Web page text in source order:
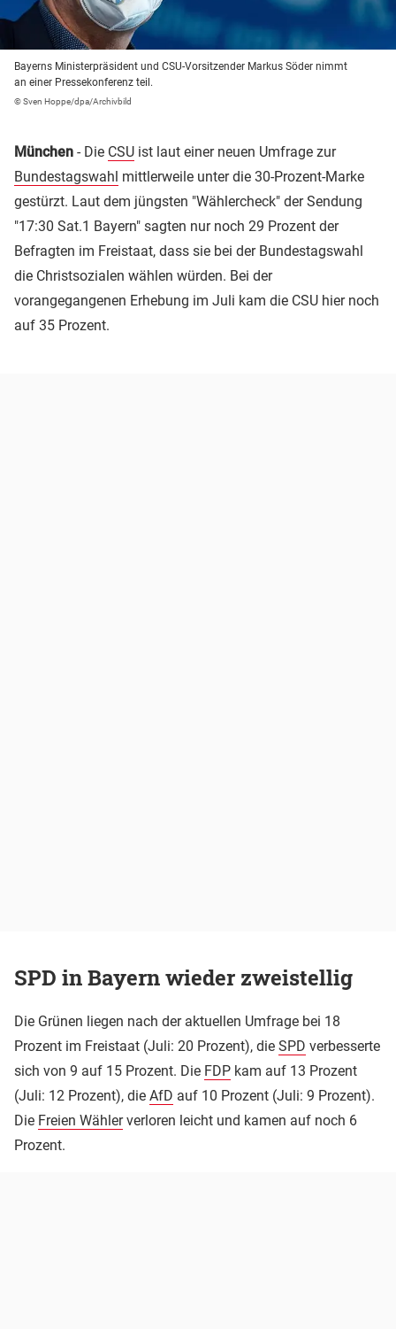
Bayerns Ministerpräsident und CSU-Vorsitzender Markus Söder nimmt
an einer Pressekonferenz teil.
© Sven Hoppe/dpa/Archivbild
München - Die CSU ist laut einer neuen Umfrage zur
Bundestagswahl mittlerweile unter die 30-Prozent-Marke
gestürzt. Laut dem jüngsten "Wählercheck" der Sendung
"17:30 Sat.1 Bayern" sagten nur noch 29 Prozent der
Befragten im Freistaat, dass sie bei der Bundestagswahl
die Christsozialen wählen würden. Bei der
vorangegangenen Erhebung im Juli kam die CSU hier noch
auf 35 Prozent.
SPD in Bayern wieder zweistellig
Die Grünen liegen nach der aktuellen Umfrage bei 18
Prozent im Freistaat (Juli: 20 Prozent), die SPD verbesserte
sich von 9 auf 15 Prozent. Die FDP kam auf 13 Prozent
(Juli: 12 Prozent), die AfD auf 10 Prozent (Juli: 9 Prozent).
Die Freien Wählerverloren leicht und kamen auf noch 6
Prozent.